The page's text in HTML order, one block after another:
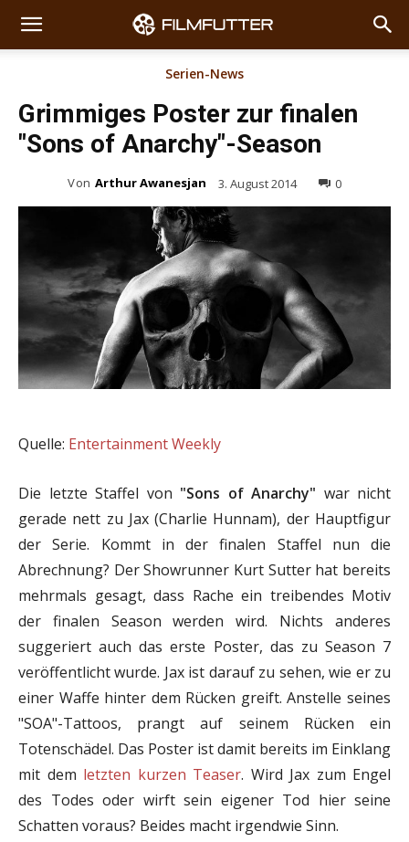
Serien-News
Grimmiges Poster zur finalen
"Sons of Anarchy"-Season
Von Arthur Awanesjan 3. August 2014 0
Quelle: Entertainment Weekly
Die letzte Staffel von "Sons of Anarchy" war nicht
gerade nett zu Jax (Charlie Hunnam), der Hauptfigur
der Serie. Kommt in der finalen Staffel nun die
Abrechnung? Der Showrunner Kurt Sutter hat bereits
mehrmals gesagt, dass Rache ein treibendes Motiv
der finalen Season werden wird. Nichts anderes
suggeriert auch das erste Poster, das zu Season 7
veröffentlicht wurde. Jax ist darauf zu sehen, wie er zu
einer Waffe hinter dem Rücken greift. Anstelle seines
"SOA"-Tattoos, prangt auf seinem Rücken ein
Totenschädel. Das Poster ist damit bereits im Einklang
mit dem letzten kurzen Teaser. Wird Jax zum Engel
des Todes oder wirft sein eigener Tod hier seine
Schatten voraus? Beides macht irgendwie Sinn.